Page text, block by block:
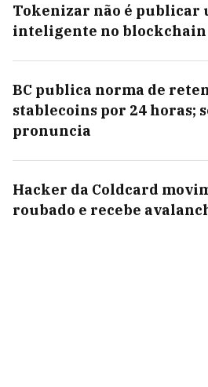
Tokenizar não é publicar
inteligente no blockchain
BC publica norma de
stablecoins por 24 horas;
pronuncia
Hacker da Coldcard
roubado e recebe